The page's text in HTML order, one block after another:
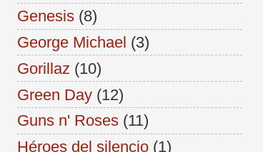
Genesis (8)
George Michael (3)
Gorillaz (10)
Green Day (12)
Guns n' Roses (11)
Héroes del silencio (1)